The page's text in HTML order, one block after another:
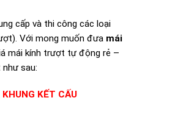
cấp và thi công các loại
Với mong muốn đưa mái
mái kính trượt tự động rẻ –
sau:
KẾT CẤU